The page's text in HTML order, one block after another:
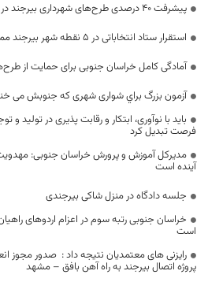
پیشرفت ۴۰ درصدی طرح‌های شهرداری بیرجند در بند دره
استقرار ستاد انتخاباتی در ۵ نقطه شهر بیرجند ممنوع است
آمادگی کامل خراسان جنوبی برای حمایت از
آزمون بزرگ براي شواری شهری که جنوبش می
باید با نوآوری، ابتکار و رقابت پذیری در تولید و
فرصت تبدیل کرد
مدیرکل آموزش و پرورش خراسان جنوبی:
آینده است
جلسه دادگاه در منزل شاکی بیرجندی
خراسان جنوبی رتبه سوم در اعزام اردوهای
است
رایزنی های معتمدیان نتیجه داد : صدور مجوز
پروژه اتصال بیرجند به راه آهن بافق – مشهد